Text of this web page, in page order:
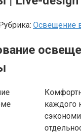
Освещение
каждого